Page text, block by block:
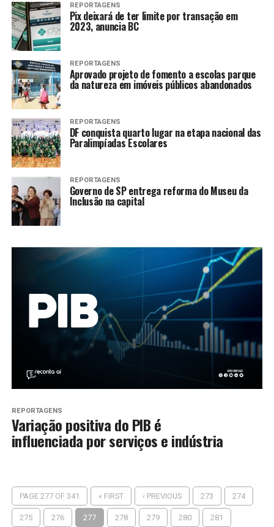
REPORTAGENS
Pix deixará de ter limite por transação em
2023, anuncia BC
REPORTAGENS
Aprovado projeto de fomento a escolas parque
da natureza em imóveis públicos abandonados
REPORTAGENS
DF conquista quarto lugar na etapa nacional das
Paralimpíadas Escolares
REPORTAGENS
Governo de SP entrega reforma do Museu da
Inclusão na capital
REPORTAGENS
Variação positiva do PIB é
influenciada por serviços e indústria
PAGE 277 OF 341 « FIRST ‹ PREVIOUS 273 274
275 276 277 278 279 280 281